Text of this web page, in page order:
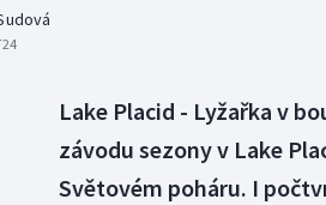
Lake Placid - Lyžařka v
závodu sezony v Lake
Světovém poháru. I